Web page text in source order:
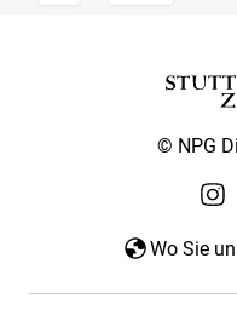
© NPG
Wo Sie